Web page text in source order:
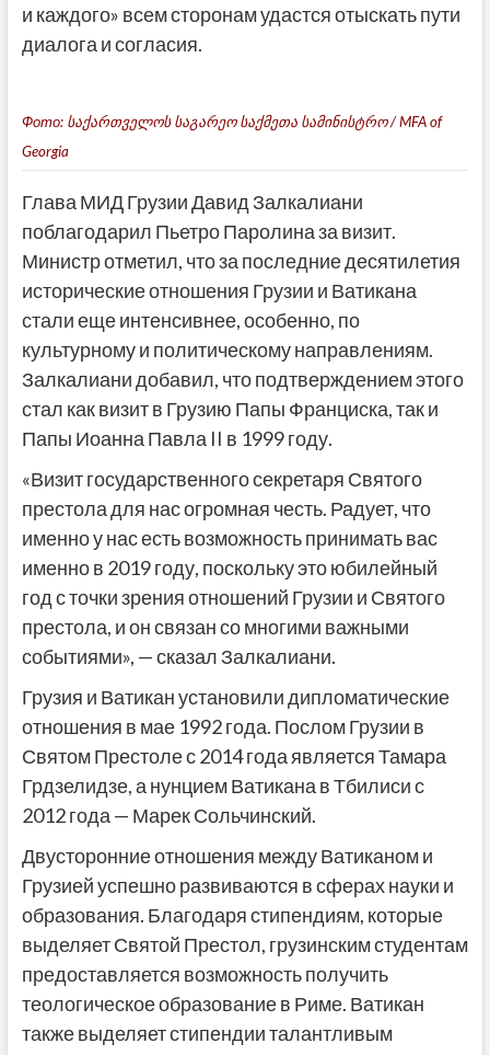
и каждого» всем сторонам удастся отыскать пути
диалога и согласия.
Фото: საქართველოს საგარეო საქმეთა სამინისტრო / MFA of
Georgia
Глава МИД Грузии Давид Залкалиани
поблагодарил Пьетро Паролина за визит.
Министр отметил, что за последние десятилетия
исторические отношения Грузии и Ватикана
стали еще интенсивнее, особенно, по
культурному и политическому направлениям.
Залкалиани добавил, что подтверждением этого
стал как визит в Грузию Папы Франциска, так и
Папы Иоанна Павла II в 1999 году.
«Визит государственного секретаря Святого
престола для нас огромная честь. Радует, что
именно у нас есть возможность принимать вас
именно в 2019 году, поскольку это юбилейный
год с точки зрения отношений Грузии и Святого
престола, и он связан со многими важными
событиями», — сказал Залкалиани.
Грузия и Ватикан установили дипломатические
отношения в мае 1992 года. Послом Грузии в
Святом Престоле с 2014 года является Тамара
Грдзелидзе, а нунцием Ватикана в Тбилиси с
2012 года — Марек Сольчинский.
Двусторонние отношения между Ватиканом и
Грузией успешно развиваются в сферах науки и
образования. Благодаря стипендиям, которые
выделяет Святой Престол, грузинским студентам
предоставляется возможность получить
теологическое образование в Риме. Ватикан
также выделяет стипендии талантливым